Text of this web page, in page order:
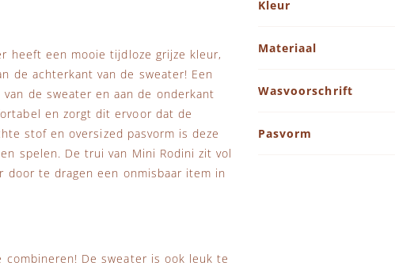
heeft een mooie tijdloze grijze kleur,
de achterkant van de sweater! Een
de sweater en aan de onderkant
en zorgt dit ervoor dat de
stof en oversized pasvorm is deze
spelen. De trui van Mini Rodini zit vol
te dragen een onmisbaar item in
De sweater is ook leuk te
Kleur
Materiaal
Wasvoorschrift
Pasvorm